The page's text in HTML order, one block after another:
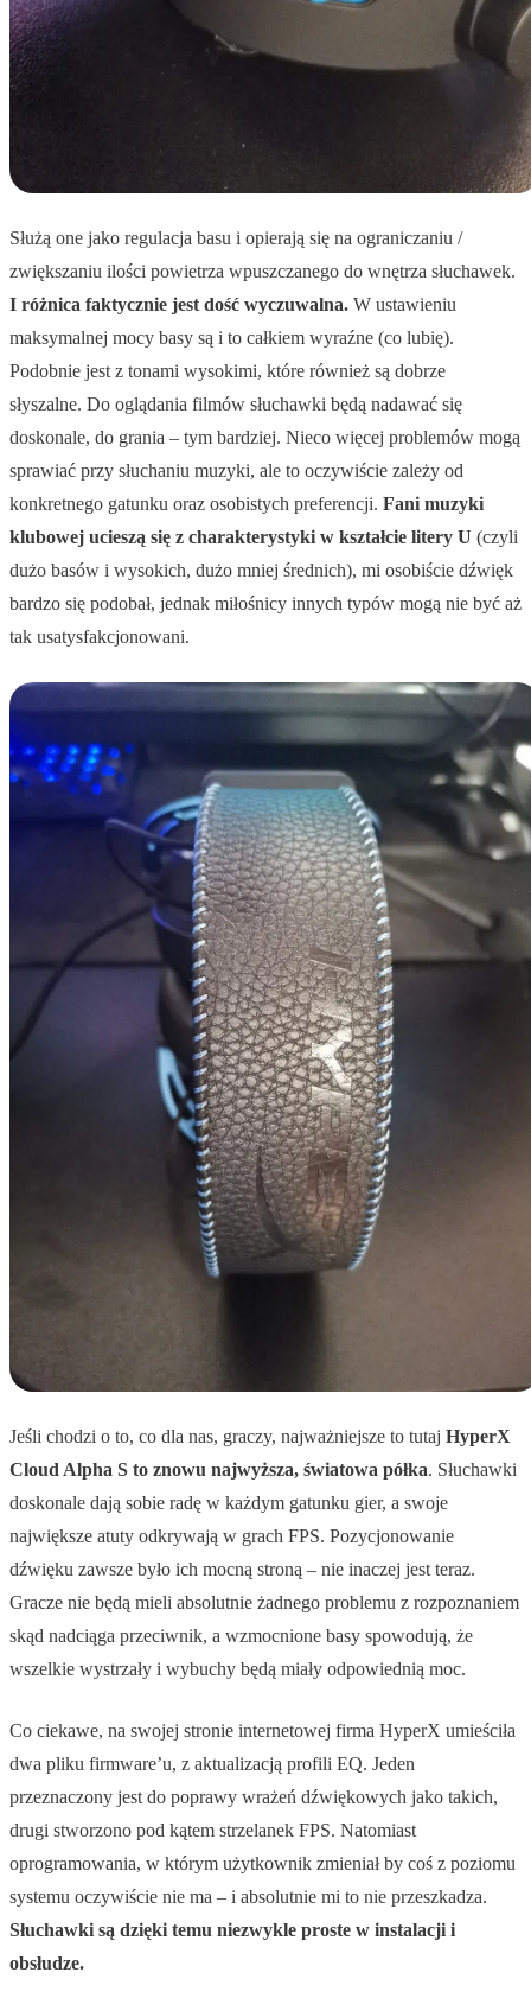
Służą one jako regulacja basu i opierają się na ograniczaniu /
zwiększaniu ilości powietrza wpuszczanego do wnętrza słuchawek.
I różnica faktycznie jest dość wyczuwalna. W ustawieniu
maksymalnej mocy basy są i to całkiem wyraźne (co lubię).
Podobnie jest z tonami wysokimi, które również są dobrze
słyszalne. Do oglądania filmów słuchawki będą nadawać się
doskonale, do grania – tym bardziej. Nieco więcej problemów mogą
sprawiać przy słuchaniu muzyki, ale to oczywiście zależy od
konkretnego gatunku oraz osobistych preferencji. Fani muzyki
klubowej ucieszą się z charakterystyki w kształcie litery U (czyli
dużo basów i wysokich, dużo mniej średnich), mi osobiście dźwięk
bardzo się podobał, jednak miłośnicy innych typów mogą nie być aż
tak usatysfakcjonowani.
Jeśli chodzi o to, co dla nas, graczy, najważniejsze to tutaj HyperX
Cloud Alpha S to znowu najwyższa, światowa półka. Słuchawki
doskonale dają sobie radę w każdym gatunku gier, a swoje
największe atuty odkrywają w grach FPS. Pozycjonowanie
dźwięku zawsze było ich mocną stroną – nie inaczej jest teraz.
Gracze nie będą mieli absolutnie żadnego problemu z rozpoznaniem
skąd nadciąga przeciwnik, a wzmocnione basy spowodują, że
wszelkie wystrzały i wybuchy będą miały odpowiednią moc.
Co ciekawe, na swojej stronie internetowej firma HyperX umieściła
dwa pliku firmware’u, z aktualizacją profili EQ. Jeden
przeznaczony jest do poprawy wrażeń dźwiękowych jako takich,
drugi stworzono pod kątem strzelanek FPS. Natomiast
oprogramowania, w którym użytkownik zmieniał by coś z poziomu
systemu oczywiście nie ma – i absolutnie mi to nie przeszkadza.
Słuchawki są dzięki temu niezwykle proste w instalacji i
obsłudze.